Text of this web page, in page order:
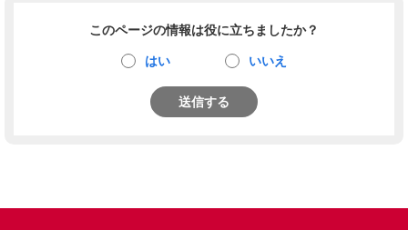
このページの情報は役に立ちましたか？
はい いいえ
送信する